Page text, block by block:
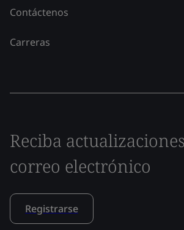
Contáctenos
Carreras
Reciba
correo electrónico
Registrarse